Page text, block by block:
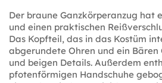
Der braune Ganzkörperanzug hat
und einen praktischen
Das Kopfteil, das in das Kostüm
abgerundete Ohren und ein Bären
und beigen Details. Außerdem
pfotenförmigen Handschuhe